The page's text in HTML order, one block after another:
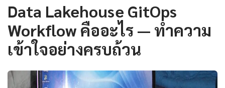
Data Lakehouse GitOps
Workflow คืออะไร — ทำความ
เข้าใจอย่างครบถ้วน